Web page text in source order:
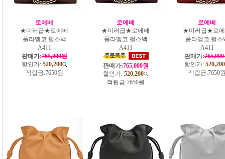
로에베
★미러급★로에베
플라멩코 펄스백
A411
판매가:765,000원
할인가: 520,200
적립금:7650원
로에베
★미러급★로에베
플라멩코 펄스백
A411
판매가:765,000원
할인가: 520,200
적립금:7650원
로에베
★미러급★로
플라멩코 펄스
A411
판매가:
할인가: 520,200
적립금:7650